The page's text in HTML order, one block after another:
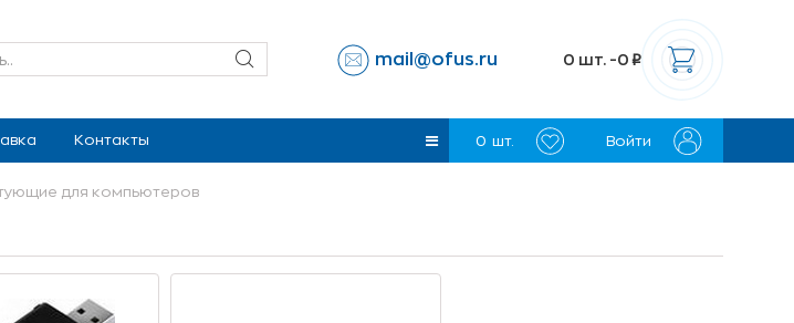
mail@ofus.ru 0 шт. -0 p
Контакты 0 шт. Войти
для компьютеров